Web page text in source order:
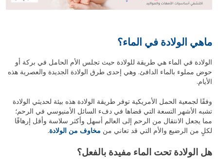
ماهي الولادة في الماء؟
الولادة في الماء هي طريقة للولادة حيث تجلس الأم الحامل في بركة أو
حوض مملوء بالماء الدافئ. وهي إحدى طرق الولادة الجديدة والعصرية هذه
الأيام.
وفقًا لجمعية الحمل الأمريكية توفر طريقة الولادة هذه بيئة لحديثي الولادة
تشبه الأشهر التسعة التي قضاها في دفء السائل الأمنيوسي في الرحم؛
مما يجعل الانتقال من الرحم إلى العالم أسهل وأكثر سلاسة وأقل إرهاقًا
لكلٍ من الرضيع والأم التي قد تعاني من مخاوف من الولادة.
هل الولادة تحت الماء مفيدة بالفعل؟